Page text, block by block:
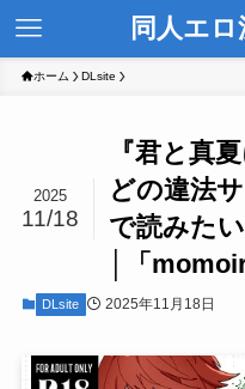
同人エ
ホーム DLsite
『君と真
どの違法
で読みた
│「
2025
11/18
DLsite 2025年11月18日